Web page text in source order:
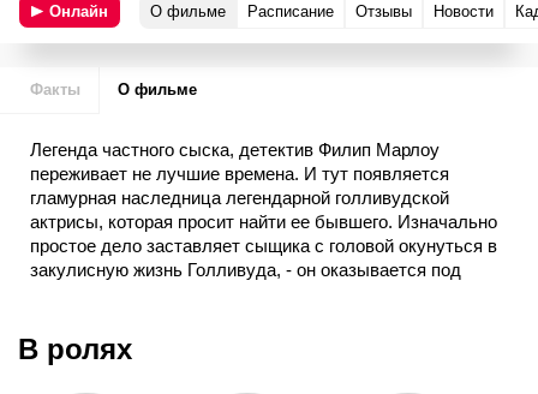
Онлайн О фильме Расписание Отзывы Новости
Факты О фильме
Легенда частного сыска, детектив Филип Марлоу
переживает не лучшие времена. И тут появляется
гламурная наследница легендарной голливудской
актрисы, которая просит найти ее бывшего. Изначально
простое дело заставляет сыщика с головой окунуться в
закулисную жизнь Голливуда, - он оказывается под
блондинки оказывается лишь малой частью большой
загадки.
В ролях